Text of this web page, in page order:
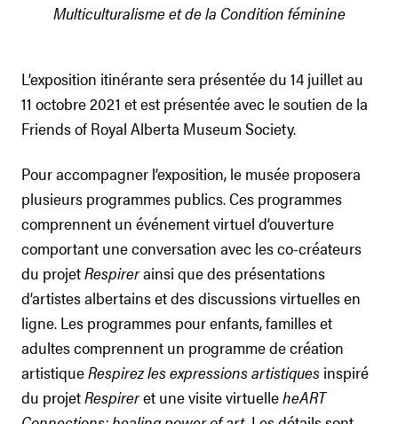
Multiculturalisme et de la Condition féminine
L’exposition itinérante sera présentée du 14 juillet au
11 octobre 2021 et est présentée avec le soutien de la
Friends of Royal Alberta Museum Society.
Pour accompagner l’exposition, le musée proposera
plusieurs programmes publics. Ces programmes
comprennent un événement virtuel d’ouverture
comportant une conversation avec les co-créateurs
du projetRespirerainsi que des présentations
d’artistes albertains et des discussions virtuelles en
ligne. Les programmes pour enfants, familles et
adultes comprennent un programme de création
artistiqueRespirez les expressions artistiques inspiré
du projetRespireret une visite virtuelleheART